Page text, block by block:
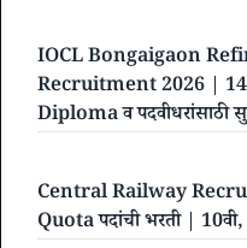
IOCL Bongaigaon
Recruitment 2026 |
Diploma व पदवीधरांसाठी
Central Railway
Quota पदांची भरती | 10वी,